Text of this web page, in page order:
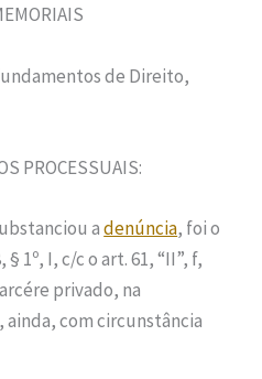
de Direito,
PROCESSUAIS:
adenúncia, foi o
1º, I, c/c o art. 61, “II”, f,
privado, na
com circunstância